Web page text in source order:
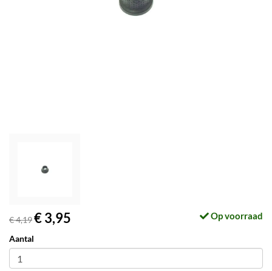
€ 4,19€ 3,95 Op voorraad
Aantal